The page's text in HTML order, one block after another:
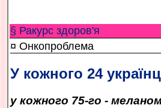
§ Ракурс здоров'я
¤ Онкопроблема
У кожного 24
у кожного 75-го -